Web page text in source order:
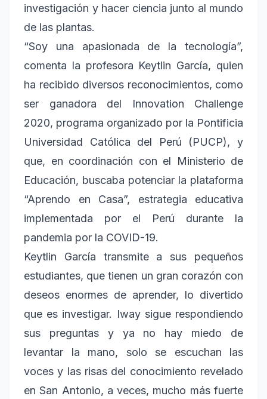
investigación y hacer ciencia junto al mundo
de las plantas.
“Soy una apasionada de la tecnología”,
comenta la profesora Keytlin García, quien
ha recibido diversos reconocimientos, como
ser ganadora del Innovation Challenge
2020, programa organizado por la Pontificia
Universidad Católica del Perú (PUCP), y
que, en coordinación con el Ministerio de
Educación, buscaba potenciar la plataforma
“Aprendo en Casa”, estrategia educativa
implementada por el Perú durante la
pandemia por la COVID-19.
Keytlin García transmite a sus pequeños
estudiantes, que tienen un gran corazón con
deseos enormes de aprender, lo divertido
que es investigar. Iway sigue respondiendo
sus preguntas y ya no hay miedo de
levantar la mano, solo se escuchan las
voces y las risas del conocimiento revelado
en San Antonio, a veces, mucho más fuerte